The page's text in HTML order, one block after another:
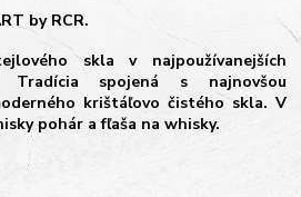
by RCR.
skla v najpoužívanejších
Tradícia spojená s najnovšou
krištáľovo čistého skla. V
pohár a fľaša na whisky.